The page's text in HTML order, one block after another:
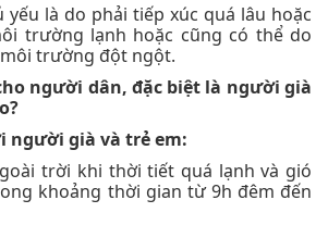
yếu là do phải tiếp xúc quá lâu hoặc
trường lạnh hoặc cũng có thể do
trường đột ngột.
người dân, đặc biệt là người già
người già và trẻ em:
trời khi thời tiết quá lạnh và gió
khoảng thời gian từ 9h đêm đến